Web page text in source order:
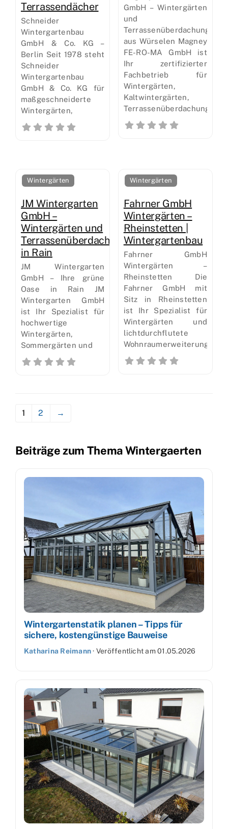
Terrassendächer
Schneider
Wintergartenbau
GmbH & Co. KG –
Berlin Seit 1978 steht
Schneider
Wintergartenbau
GmbH & Co. KG für
maßgeschneiderte
Wintergärten,
GmbH – Wintergärten
und
Terrassenüberdachungen
aus Würselen Magney
FE-RO-MA GmbH ist
Ihr zertifizierter
Fachbetrieb für
Wintergärten,
Kaltwintergärten,
Terrassenüberdachungen
Wintergärten
JM Wintergarten
GmbH –
Wintergärten und
Terrassenüberdachungen
in Rain
JM Wintergarten
GmbH – Ihre grüne
Oase in Rain JM
Wintergarten GmbH
ist Ihr Spezialist für
hochwertige
Wintergärten,
Sommergärten und
Wintergärten
Fahrner GmbH
Wintergärten –
Rheinstetten |
Wintergartenbau
Fahrner GmbH
Wintergärten –
Rheinstetten Die
Fahrner GmbH mit
Sitz in Rheinstetten
ist Ihr Spezialist für
Wintergärten und
lichtdurchflutete
Wohnraumerweiterungen
1 2 →
Beiträge zum Thema Wintergaerten
Wintergartenstatik planen – Tipps für
sichere, kostengünstige Bauweise
Katharina Reimann· Veröffentlicht am01.05.2026